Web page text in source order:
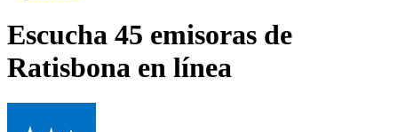
Escucha 45 emisoras de
Ratisbona en línea